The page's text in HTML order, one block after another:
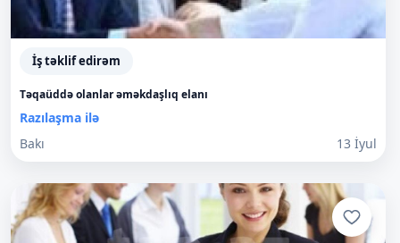
İş təklif edirəm
Təqaüddə olanlar əməkdaşlıq elanı
Razılaşma ilə
Bakı
13 İyul